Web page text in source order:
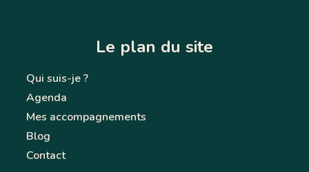
Le plan du site
Qui suis-je ?
Agenda
Mes accompagnements
Blog
Contact